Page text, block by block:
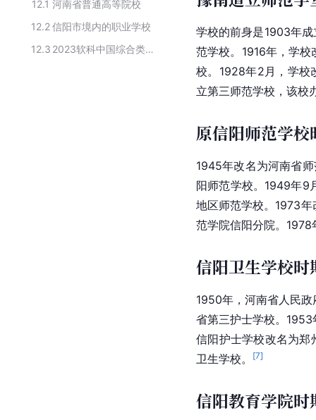
12.1 河南省普通高等院校
12.2信阳市境内的职业学校
12.3
2023软科中国综合类高职院校排名
学校的前身是1903年
范学校。1916年，学
校。1928年2月，学校
立第三师范学校，该校
原信阳师范学校
1945年改名为河南省
阳师范学校。1949年9
地区师范学校。1973
范学院信阳分院。
信阳卫生学校时
1950年，河南省人民
省第三护士学校。
信阳护士学校改名为
卫生学校。
[7]
信阳教育学院时